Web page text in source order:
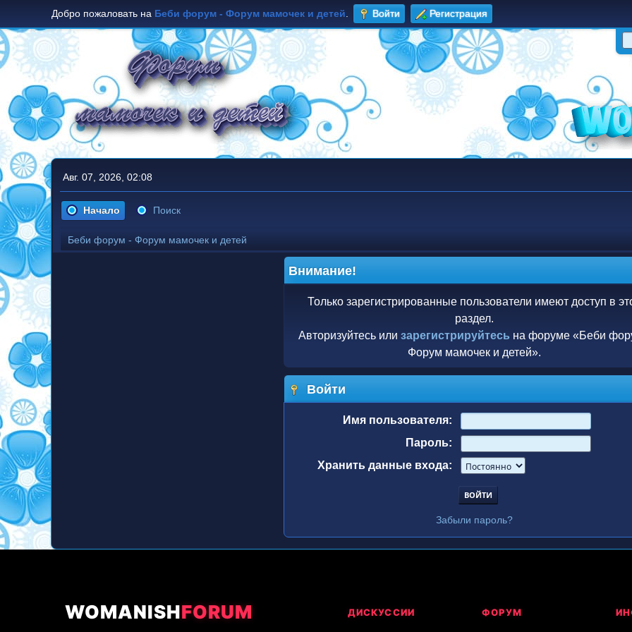
Добро пожаловать на Беби форум - Форум мамочек и детей Войти Регистрация
Авг. 07, 2026, 02:08
Начало Поиск
Беби форум - Форум мамочек и детей
Внимание!
Только зарегистрированные пользователи имеют доступ в
раздел.
Авторизуйтесь или зарегистрируйтесь на форуме «Беби
Форум мамочек и детей».
Войти
Имя пользователя:
Пароль:
Хранить данные входа:
Забыли пароль?
WOMANISHFORUM ДИСКУССИИ ФОРУМ